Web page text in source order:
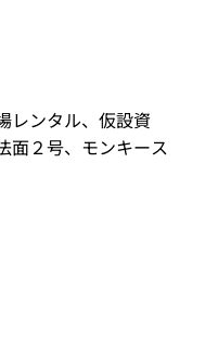
レンタル、仮設資
面２号、モンキース